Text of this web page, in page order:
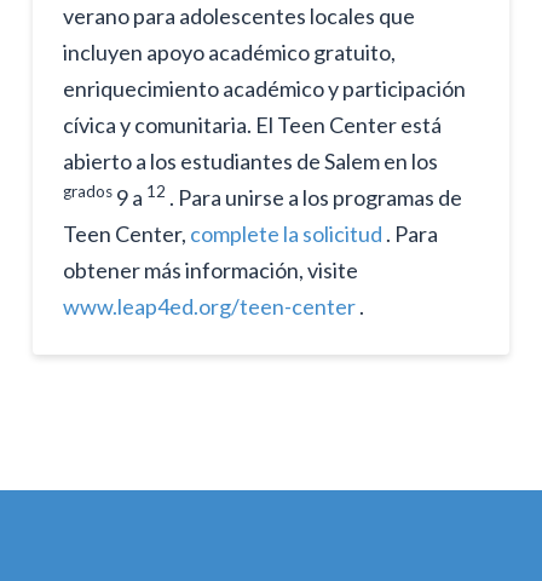
verano para adolescentes locales que
incluyen apoyo académico gratuito,
enriquecimiento académico y participación
cívica y comunitaria. El Teen Center está
abierto a los estudiantes de Salem en los
grados9 a 12 . Para unirse a los programas de
Teen Center, complete la solicitud . Para
obtener más información, visite
www.leap4ed.org/teen-center.